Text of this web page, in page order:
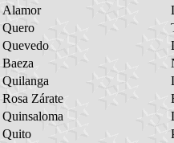
Alamor
Quero
Quevedo
Baeza
Quilanga
Rosa Zárate
Quinsaloma
Quito